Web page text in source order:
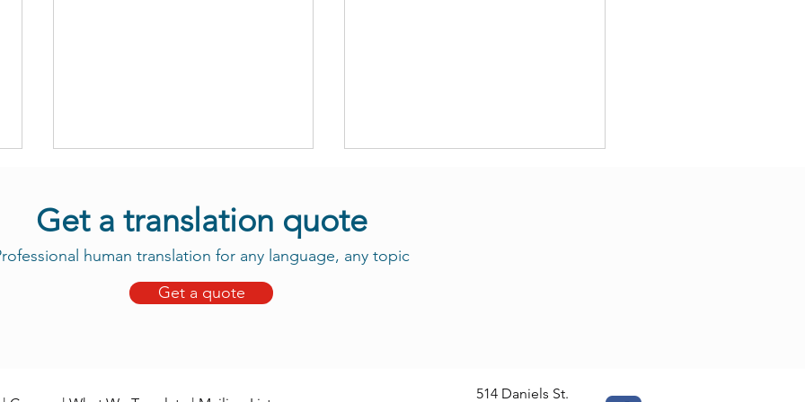
Get a translation quote
human translation for any language, any topic
Get a quote
514 Daniels St.